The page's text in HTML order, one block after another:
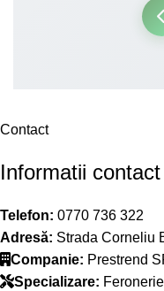
Contact
Informatii contact
Telefon: 0770 736 322
Adresă: Strada Corneliu
Companie: Prestrend
Specializare: